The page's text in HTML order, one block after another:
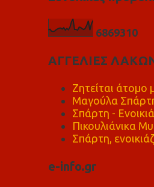
6869310
ΑΓΓΕΛΙΕΣ
Ζητείται άτομο
Μαγούλα
Σπάρτη -
Πικουλιάνικα
Σπάρτη,
e-info.gr